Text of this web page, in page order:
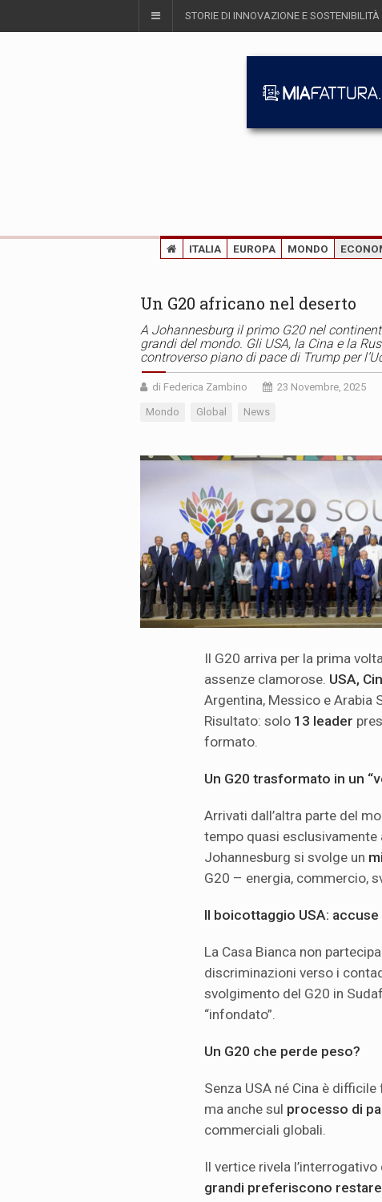
STORIE DI INNOVAZIONE E SOSTENIBILITÀ
ITALIA EUROPA MONDO
Un G20 africano nel deserto
A Johannesburg il primo G20 nel
grandi del mondo. Gli USA, la Cina e la
controverso piano di pace di Trump per
di Federica Zambino 23 Novembre, 2025
Mondo Global News
Il G20 arriva per la prima
assenze clamorose. USA,
Argentina, Messico e Arabia
Risultato: solo 13 leader
formato.
Un G20 trasformato in un
Arrivati dall’altra parte del
tempo quasi esclusivamente
Johannesburg si svolge un
G20 – energia, commercio,
Il boicottaggio USA:
La Casa Bianca non
discriminazioni verso i
svolgimento del G20 in
“infondato”.
Un G20 che perde peso?
Senza USA né Cina è
ma anche sul processo di
commerciali globali.
Il vertice rivela
grandi preferiscono restare